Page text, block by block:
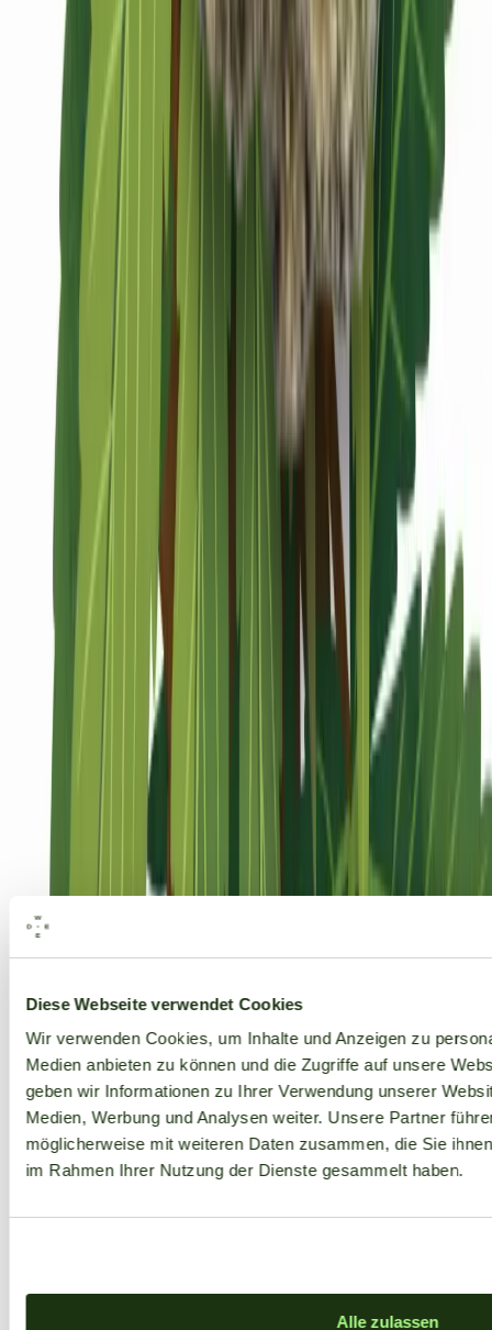
Diese Webseite verwendet Cookies
Wir verwenden Cookies, um Inhalte und Anzeigen zu
Medien anbieten zu können und die Zugriffe auf unsere
geben wir Informationen zu Ihrer Verwendung unserer
Medien, Werbung und Analysen weiter. Unsere Partner
möglicherweise mit weiteren Daten zusammen, die Sie
im Rahmen Ihrer Nutzung der Dienste gesammelt haben.
Alle zulassen
Marken